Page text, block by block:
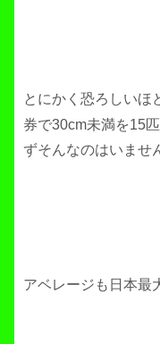
とにかく恐ろしいほ
券で30cm未満を15
ずそんなのはいませ
アベレージも日本最